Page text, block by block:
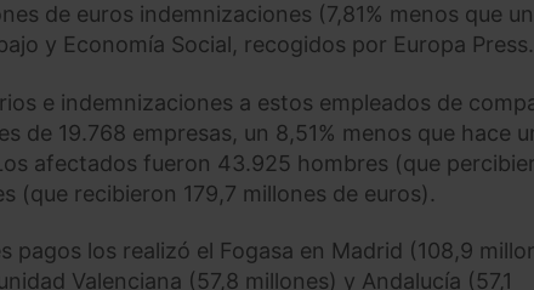
de euros indemnizaciones (7,81% menos que
y Economía Social, recogidos por Europa Press.
e indemnizaciones a estos empleados de
de 19.768 empresas, un 8,51% menos que hace
afectados fueron 43.925 hombres (que
(que recibieron 179,7 millones de euros).
pagos los realizó el Fogasa en Madrid (108,9
Valenciana (57,8 millones) y Andalucía (57,1